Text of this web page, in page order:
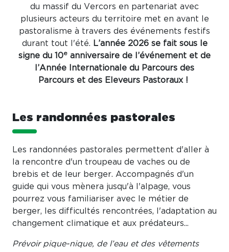
du massif du Vercors en partenariat avec
plusieurs acteurs du territoire met en avant le
pastoralisme à travers des événements festifs
durant tout l'été. L’année 2026 se fait sous le
signe du 10e anniversaire de l’événement et de
l’Année Internationale du Parcours des
Parcours et des Eleveurs Pastoraux !
Les randonnées pastorales
Les randonnées pastorales permettent d'aller à
la rencontre d'un troupeau de vaches ou de
brebis et de leur berger. Accompagnés d'un
guide qui vous mènera jusqu'à l'alpage, vous
pourrez vous familiariser avec le métier de
berger, les difficultés rencontrées, l'adaptation au
changement climatique et aux prédateurs...
Prévoir pique-nique, de l’eau et des vêtements